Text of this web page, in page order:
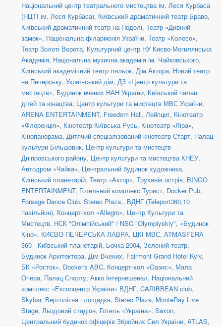
Національний центр театрального мистецтва ім. Леся Курбаса
(НЦТІ ім. Леся Курбаса), Київський драматичний театр Браво,
Київський драматичний театр на Подолі, Театр «Дивний
замок», Національна філармонія України, Театр «Колесо»,
Театр Золоті Ворота, Культурний центр НУ Києво-Могилянська
Академія, Національна музична академія ім. Чайковського,
Київський академічний театр ляльок, Дім Актора, Новий театр
на Печерську, Український дім, ДЗ «Центр культури та
мистецтв», Будинок вчених НАН України, Київський палац
дітей та юнацтва, Центр культури та мистецтв МВС України,
ARENA ENTERTAINMENT, Freedom Hall, Лейпциг, Кінотеатр
«Флоренція», Кінотеатр Київська Русь, Кінотеатр «Ліра»,
Кінопанорама, Дитячий спеціалізований кінотеатр Старт, Палац
культури Більшовик, Центр культури та мистецтв
Дніпровського району, Центр культури та мистецтва КНЕУ,
Автодром «Чайка», Центральний будинок художника,
Київський планетарій, Театр «Актор», Труханів острів, BINGO
ENTERTAINMENT, Готельний комплекс Турист, Docker Pub,
Forsage Dance Club, Stereo Plaza., ВДНГ (Teleport360,10
павільйон), Концерт-хол «Allegro», Центр Культури та
Мистецтв, НСК "Олімпійський" / NSC "Olympiyskiy", «Будинок
Кіно», КИЄВО-ПЕЧЕРСЬКА ЛАВРА, ЦКІ МВС, ATMASFERA
360 - Київський планетарій, Бочка 2004, Зелений театр,
Будинок Архітектора, Дім Вчених, Fairmont Grand Hotel Kyiv,
БК «Росток», Docker's ABC, Концерт-хол «Оазис», Мала
Опера, Палац Спорту, Акко Інтернешенал, Національний
комплекс «Експоцентр України» ВДНГ, CARIBBEAN club,
Skybar, Вертолітна площадка, Stereo Plaza, MonteRay Live
Stage, Льодовий стадіон, Готель «Україна», Saxon,
Центральний будинок офіцерів Збройних Сил України, ATLAS,